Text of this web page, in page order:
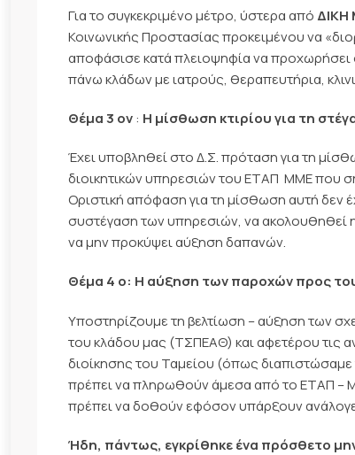
Για το συγκεκριμένο μέτρο, ύστερα από
Κοινωνικής Προστασίας προκειμένου να
αποφάσισε κατά πλειοψηφία να
πάνω κλάδων με ιατρούς, θεραπευτήρια,
Θέμα 3 ον: Η μίσθωση κτιρίου για τη
Έχει υποβληθεί στο Δ.Σ. πρόταση για τη
διοικητικών υπηρεσιών του ΕΤΑΠ  ΜΜΕ που
Οριστική απόφαση για τη μίσθωση αυτή δεν
συστέγαση των υπηρεσιών, να ακολουθηθεί
να μην προκύψει αύξηση δαπανών.
Θέμα 4 ο: Η αύξηση των παροχών προς
Υποστηρίζουμε τη βελτίωση – αύξηση των
του κλάδου μας (ΤΣΠΕΑΘ) και αφετέρου τις
διοίκησης του Ταμείου (όπως
πρέπει να πληρωθούν άμεσα από το ΕΤΑΠ –
πρέπει να δοθούν εφόσον υπάρξουν
Ήδη, πάντως, εγκρίθηκε ένα πρόσθετο